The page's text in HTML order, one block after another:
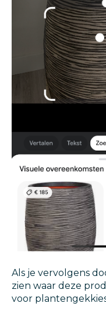
Als je vervolgens
zien waar deze
voor